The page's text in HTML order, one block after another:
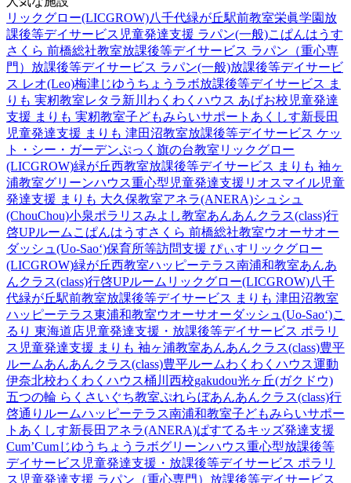
リックグロー(LICGROW)八千代緑が丘駅前教室栄眞学園放
課後等デイサービス 児童発達支援 ラパン(一般)こぱんはうす
さくら 前橋総社教室放課後等デイサービス ラパン（重心専
門） 放課後等デイサービス ラパン(一般)放課後等デイサービ
ス レオ(Leo)梅津じゆうちょうラボ放課後等デイサービス ま
りも 実籾教室レタラ新川 わくわくハウス あげお校 児童発達
支援 まりも 実籾教室子どもみらいサポートあくしす新長田
児童発達支援 まりも 津田沼教室放課後等デイサービス ケッ
ト・シー・ガーデンぷっく旗の台教室 リックグロー
(LICGROW)緑が丘西教室放課後等デイサービス まりも 袖ヶ
浦教室グリーンハウス重心型児童発達支援 リオスマイル児童
発達支援 まりも 大久保教室アネラ(ANERA)シュシュ
(ChouChou)小泉ポラリスみよし教室あんあんクラス(class)行
啓UPルーム こぱんはうすさくら 前橋総社教室ウオーサオー
ダッシュ(Uo-Sao‘)保育所等訪問支援 ぴぃす リックグロー
(LICGROW)緑が丘西教室ハッピーテラス南浦和教室あんあ
んクラス(class)行啓UPルーム リックグロー(LICGROW)八千
代緑が丘駅前教室放課後等デイサービス まりも 津田沼教室
ハッピーテラス東浦和教室ウオーサオーダッシュ(Uo-Sao‘)こ
るり 東海道店児童発達支援・放課後等デイサービス ポラリ
ス 児童発達支援 まりも 袖ヶ浦教室あんあんクラス(class)豊平
ルームあんあんクラス(class)豊平ルームわくわくハウス運動
伊奈北校わくわくハウス桶川西校gakudou光ヶ丘(ガクドウ)
五つの輪 らくさいぐち教室ぷれらぼあんあんクラス(class)行
啓通りルームハッピーテラス南浦和教室子どもみらいサポー
トあくしす新長田 アネラ(ANERA)ぱすてるキッズ発達支援
Cum’Cumじゆうちょうラボグリーンハウス重心型放課後等
デイサービス 児童発達支援・放課後等デイサービス ポラリ
ス 児童発達支援 ラパン（重心専門） 放課後等デイサービス